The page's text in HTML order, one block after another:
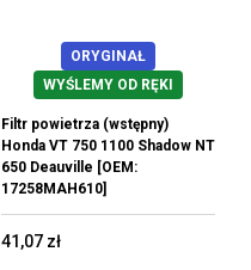
ORYGINAŁ
WYŚLEMY OD RĘKI
Filtr powietrza (wstępny)
Honda VT 750 1100 Shadow NT
650 Deauville [OEM:
17258MAH610]
41,07 zł